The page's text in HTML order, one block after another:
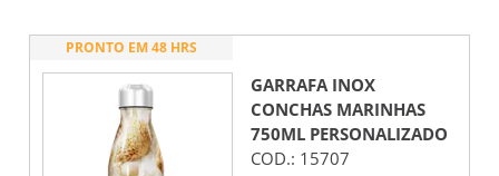
PRONTO EM 48 HRS
GARRAFA INOX
CONCHAS MARINHAS
750ML PERSONALIZADO
COD.: 15707